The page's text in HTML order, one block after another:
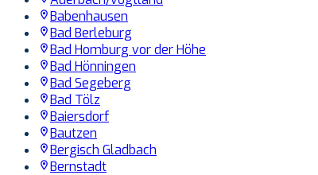
Babenhausen
Bad Berleburg
Bad Homburg vor der Höhe
Bad Hönningen
Bad Segeberg
Bad Tölz
Baiersdorf
Bautzen
Bergisch Gladbach
Bernstadt